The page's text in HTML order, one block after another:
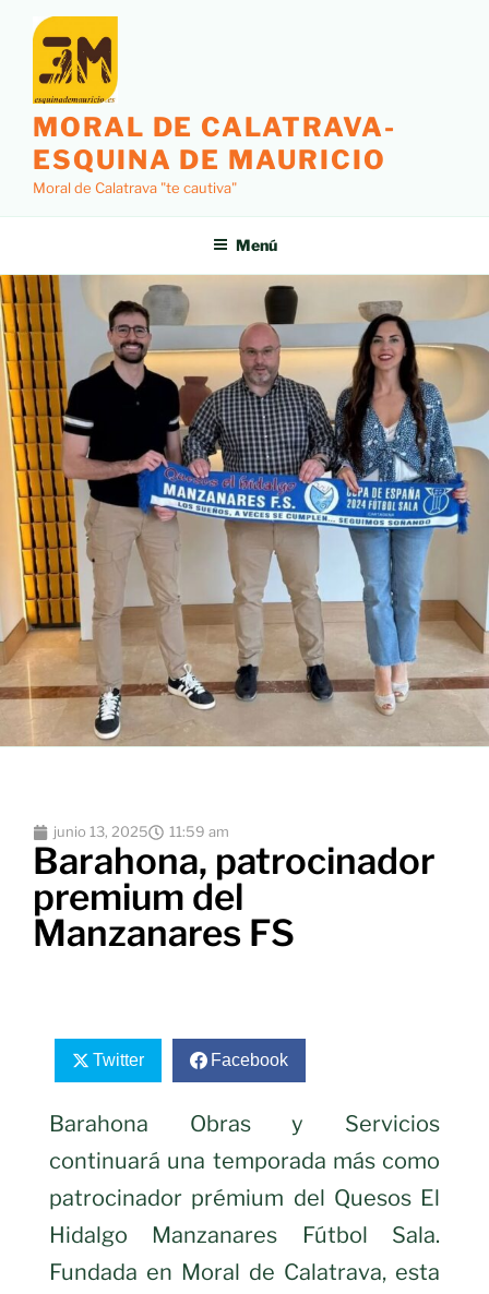
MORAL DE CALATRAVA-
ESQUINA DE MAURICIO
Moral de Calatrava "te cautiva"
Menú
junio 13, 2025 11:59 am
Barahona, patrocinador
premium del
Manzanares FS
Twitter Facebook
Barahona Obras y Servicios
continuará una temporada más como
patrocinador prémium del Quesos El
Hidalgo Manzanares Fútbol Sala.
Fundada en Moral de Calatrava, esta